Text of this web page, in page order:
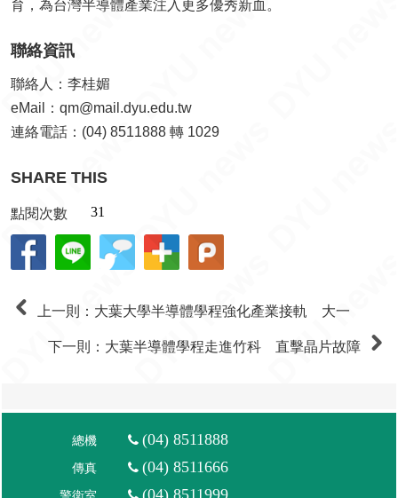
總機 (04) 8511888
傳真 (04) 8511666
(04) 8511999